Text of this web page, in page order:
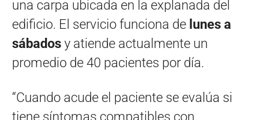
una carpa ubicada en la explanada del
edificio. El servicio funciona de lunes a
sábados y atiende actualmente un
promedio de 40 pacientes por día.
“Cuando acude el paciente se evalúa si
tiene síntomas compatibles con